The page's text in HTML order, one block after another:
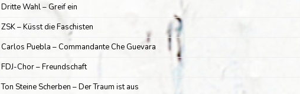
Dritte Wahl – Greif ein
ZSK – Küsst die Faschisten
Carlos Puebla – Commandante Che Guevara
FDJ-Chor – Freundschaft
Ton Steine Scherben – Der Traum ist aus